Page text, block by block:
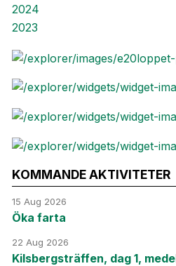
2024
2023
KOMMANDE AKTIVITETER
15 Aug 2026
Öka farta
22 Aug 2026
Kilsbergsträffen, dag 1,